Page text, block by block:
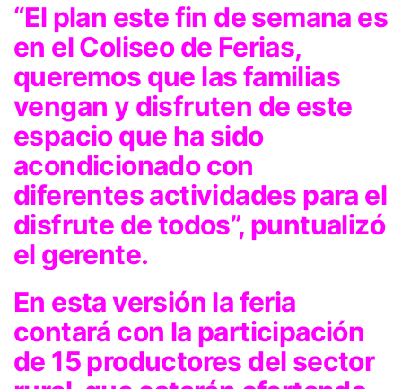
“El plan este fin de semana es
en el Coliseo de Ferias,
queremos que las familias
vengan y disfruten de este
espacio que ha sido
acondicionado con
diferentes actividades para el
disfrute de todos”, puntualizó
el gerente.
En esta versión la feria
contará con la participación
de 15 productores del sector